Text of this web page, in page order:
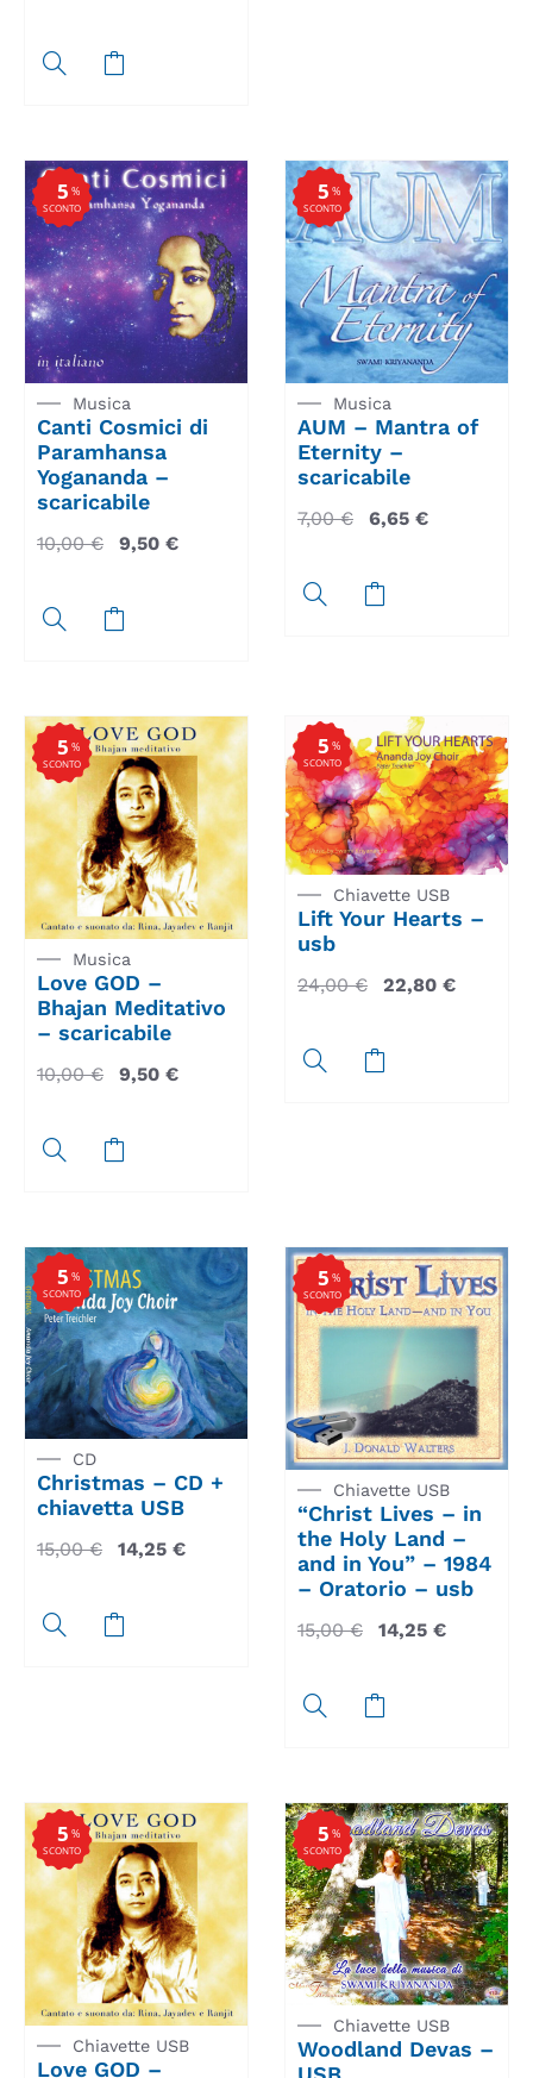
%
SCONTO
5
Musica
Canti Cosmici di
Paramhansa
Yogananda –
scaricabile
10,00€ 9,50 €
%
SCONTO
5
Musica
AUM – Mantra of
Eternity –
scaricabile
7,00€ 6,65 €
%
SCONTO
5
Musica
Love GOD –
Bhajan Meditativo
– scaricabile
10,00€ 9,50 €
%
SCONTO
5
Chiavette USB
Lift Your Hearts –
usb
24,00€ 22,80 €
%
SCONTO
5
CD
Christmas – CD +
chiavetta USB
15,00€ 14,25 €
%
SCONTO
5
Chiavette USB
“Christ Lives – in
the Holy Land –
and in You” – 1984
– Oratorio – usb
15,00€ 14,25 €
%
SCONTO
5
Chiavette USB
Love GOD –
%
SCONTO
5
Chiavette USB
Woodland Devas –